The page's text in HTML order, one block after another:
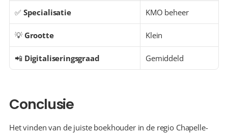
✅ Specialisatie KMO beheer
💡 Grootte Klein
📲 Digitaliseringsgraad Gemiddeld
Conclusie
Het vinden van de juiste boekhouder in de regio Chapelle-